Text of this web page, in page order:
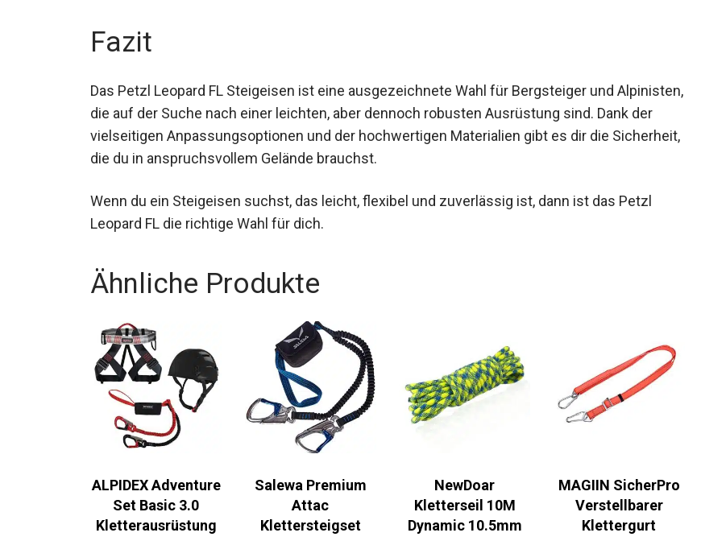
Fazit
Das Petzl Leopard FL Steigeisen ist eine ausgezeichnete Wahl für Bergsteiger und Alpinisten,
die auf der Suche nach einer leichten, aber dennoch robusten Ausrüstung sind. Dank der
vielseitigen Anpassungsoptionen und der hochwertigen Materialien gibt es dir die Sicherheit,
die du in anspruchsvollem Gelände brauchst.
Wenn du ein Steigeisen suchst, das leicht, flexibel und zuverlässig ist, dann ist das Petzl
Leopard FL die richtige Wahl für dich.
Ähnliche Produkte
ALPIDEX Adventure
Set Basic 3.0
Kletterausrüstung
Salewa Premium
Attac
Klettersteigset
NewDoar
Kletterseil 10M
Dynamic 10.5mm
MAGIIN SicherPro
Verstellbarer
Klettergurt